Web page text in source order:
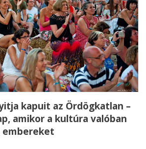
kapuit az Ördögkatlan –
amikor a kultúra valóban
embereket